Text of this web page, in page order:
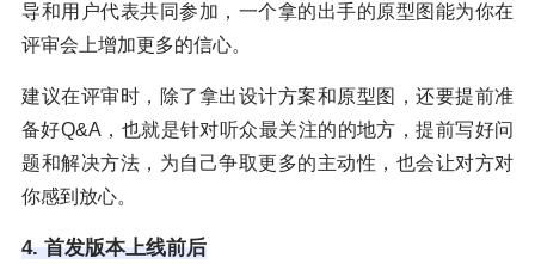
导和用户代表共同参加，一个拿的出手的原型图能为你在
评审会上增加更多的信心。
建议在评审时，除了拿出设计方案和原型图，还要提前准
备好Q&A，也就是针对听众最关注的的地方，提前写好问
题和解决方法，为自己争取更多的主动性，也会让对方对
你感到放心。
4. 首发版本上线前后